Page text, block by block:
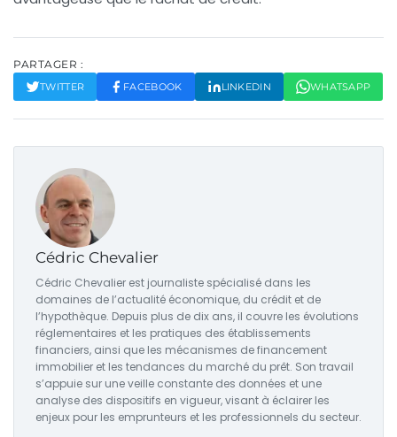
PARTAGER :
TWITTER FACEBOOK LINKEDIN WHATSAPP
Cédric Chevalier
Cédric Chevalier est journaliste spécialisé dans les
domaines de l’actualité économique, du crédit et de
l’hypothèque. Depuis plus de dix ans, il couvre les évolutions
réglementaires et les pratiques des établissements
financiers, ainsi que les mécanismes de financement
immobilier et les tendances du marché du prêt. Son travail
s’appuie sur une veille constante des données et une
analyse des dispositifs en vigueur, visant à éclairer les
enjeux pour les emprunteurs et les professionnels du secteur.